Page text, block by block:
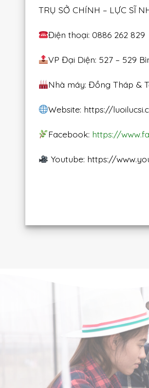
TRỤ SỞ CHÍNH – LỰC SĨ
Điện thoại: 0886 262 829
VP Đại Diện: 527 – 529
Nhà máy: Đồng Tháp &
Website: https://
Facebook: https://
Youtube: https://